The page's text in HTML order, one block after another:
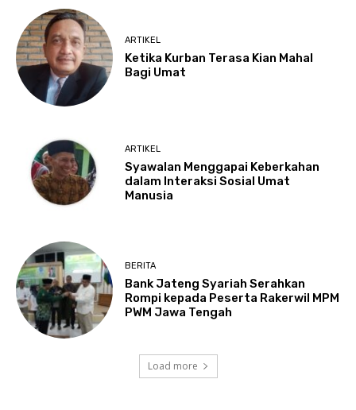
ARTIKEL
Ketika Kurban Terasa Kian Mahal
Bagi Umat
ARTIKEL
Syawalan Menggapai Keberkahan
dalam Interaksi Sosial Umat
Manusia
BERITA
Bank Jateng Syariah Serahkan
Rompi kepada Peserta Rakerwil MPM
PWM Jawa Tengah
Load more